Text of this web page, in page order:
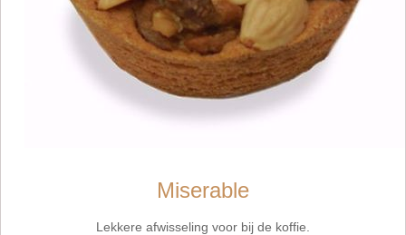
Miserable
Lekkere afwisseling voor bij de koffie.